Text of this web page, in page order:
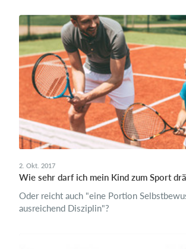
2. Okt. 2017
Wie sehr darf ich mein Kind zum Sport
Oder reicht auch "eine Portion
ausreichend Disziplin"?